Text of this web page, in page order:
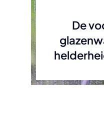
De